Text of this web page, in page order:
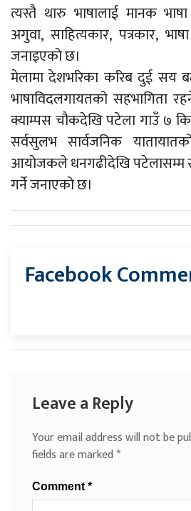
त्यस्तै थारु भाषालाई मानक
अगुवा, साहित्यकार, पत्रकार,
जनाइएको छ।
मेलामा देशभरिका करिब दुई सय
भाषाविदलगायतको सहभागिता
क्याम्पस चौकदेखि पटेला गाउँ ७
सर्वसुलभ सार्वजनिक
आयोजकले धनगढीदेखि पटेलासम्म
गर्ने जनाएको छ।
Facebook
Leave a Reply
Your email address will not be
fields are marked*
Comment *